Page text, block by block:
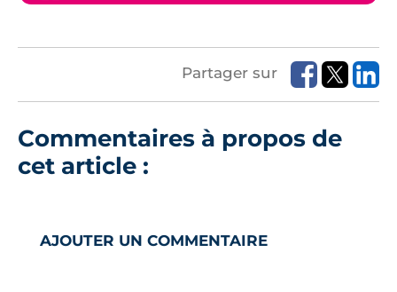
Partager sur
Commentaires à propos de
cet article :
AJOUTER UN COMMENTAIRE